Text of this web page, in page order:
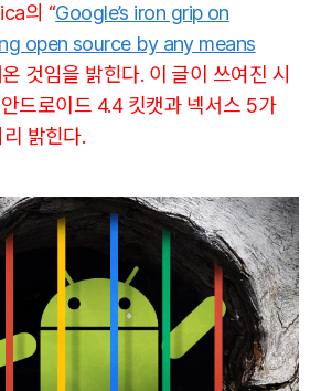
의
강
철
의
떤
방
법
든
픈
의 “Google’s iron grip on
open source by any means
것임을 밝힌다. 이 글이 쓰여진 시
드로이드 4.4 킷캣과 넥서스 5가
밝힌다.